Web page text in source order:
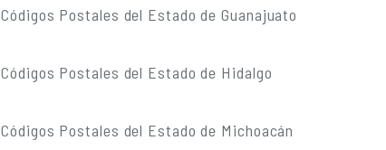
Códigos Postales del Estado de Guanajuato
Códigos Postales del Estado de Hidalgo
Códigos Postales del Estado de Michoacán